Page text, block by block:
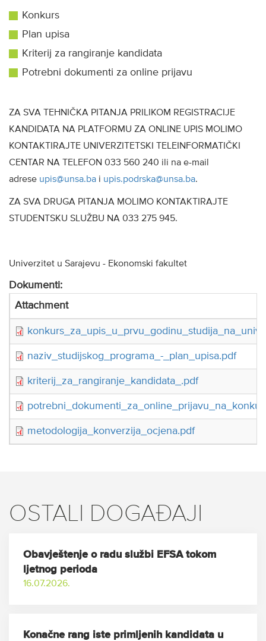
Konkurs
Plan upisa
Kriterij za rangiranje kandidata
Potrebni dokumenti za online prijavu
ZA SVA TEHNIČKA PITANJA PRILIKOM REGISTRACIJE
KANDIDATA NA PLATFORMU ZA ONLINE UPIS MOLIMO
KONTAKTIRAJTE UNIVERZITETSKI TELEINFORMATIČKI
CENTAR NA TELEFON 033 560 240 ili na e-mail
adrese upis@unsa.ba i upis.podrska@unsa.ba.
ZA SVA DRUGA PITANJA MOLIMO KONTAKTIRAJTE
STUDENTSKU SLUŽBU NA 033 275 945.
Univerzitet u Sarajevu - Ekonomski fakultet
Dokumenti:
Attachment
naziv_studijskog_programa_-_plan_upisa.pdf
kriterij_za_rangiranje_kandidata_.pdf
metodologija_konverzija_ocjena.pdf
OSTALI DOGAĐAJI
Obavještenje o radu službi EFSA tokom
ljetnog perioda
16.07.2026.
Konačne rang iste primljenih kandidata u